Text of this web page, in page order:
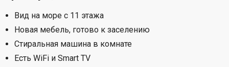
Вид на море с 11 этажа
Новая мебель, готово к заселению
Стиральная машина в комнате
Есть WiFi и Smart TV